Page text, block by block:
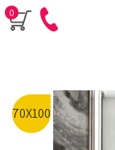
0
70X100